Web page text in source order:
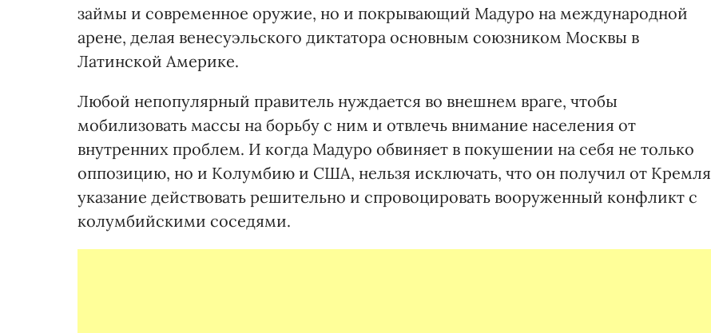
займы и современное оружие, но и покрывающий Мадуро на международной
арене, делая венесуэльского диктатора основным союзником Москвы в
Латинской Америке.
Любой непопулярный правитель нуждается во внешнем враге, чтобы
мобилизовать массы на борьбу с ним и отвлечь внимание населения от
внутренних проблем. И когда Мадуро обвиняет в покушении на себя не только
оппозицию, но и Колумбию и США, нельзя исключать, что он получил от Кремля
указание действовать решительно и спровоцировать вооруженный конфликт с
колумбийскими соседями.